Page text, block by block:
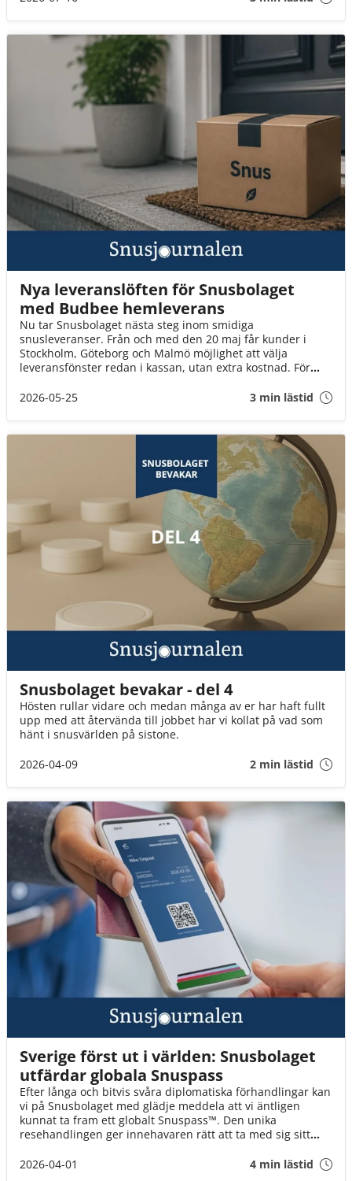
Nya leveranslöften för Snusbolaget
med Budbee hemleverans
Nu tar Snusbolaget nästa steg inom smidiga
snusleveranser. Från och med den 20 maj får kunder i
Stockholm, Göteborg och Malmö möjlighet att välja
leveransfönster redan i kassan, utan extra kostnad. För
och slippa vänta hemma hela kvällen på sitt paket.
2026-05-25 3 min lästid
Snusbolaget bevakar - del 4
Hösten rullar vidare och medan många av er har haft fullt
upp med att återvända till jobbet har vi kollat på vad som
hänt i snusvärlden på sistone.
2026-04-09
2 min lästid
Sverige först ut i världen: Snusbolaget
utfärdar globala Snuspass
Efter långa och bitvis svåra diplomatiska förhandlingar kan
vi på Snusbolaget med glädje meddela att vi äntligen
kunnat ta fram ett globalt Snuspass™. Den unika
resehandlingen ger innehavaren rätt att ta med sig sitt
med idag den 1 april klockan 08.00.
2026-04-01 4 min lästid